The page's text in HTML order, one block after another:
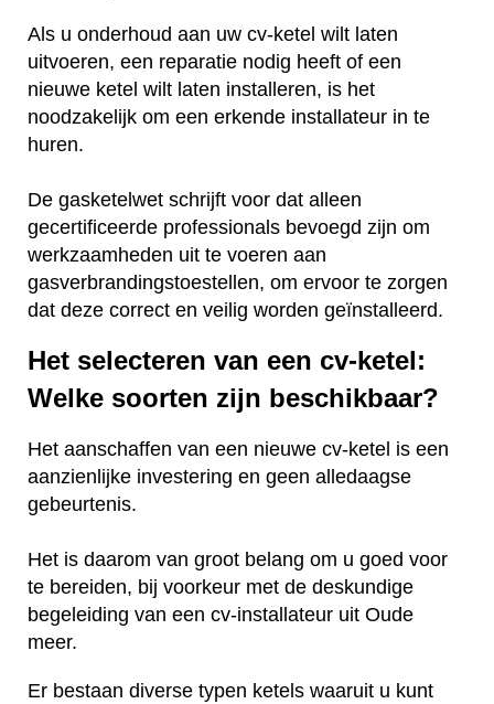
Als u onderhoud aan uw cv-ketel wilt laten
uitvoeren, een reparatie nodig heeft of een
nieuwe ketel wilt laten installeren, is het
noodzakelijk om een erkende installateur in te
huren.
De gasketelwet schrijft voor dat alleen
gecertificeerde professionals bevoegd zijn om
werkzaamheden uit te voeren aan
gasverbrandingstoestellen, om ervoor te zorgen
dat deze correct en veilig worden geïnstalleerd.
Het selecteren van een cv-ketel:
Welke soorten zijn beschikbaar?
Het aanschaffen van een nieuwe cv-ketel is een
aanzienlijke investering en geen alledaagse
gebeurtenis.
Het is daarom van groot belang om u goed voor
te bereiden, bij voorkeur met de deskundige
begeleiding van een cv-installateur uit Oude
meer.
Er bestaan diverse typen ketels waaruit u kunt